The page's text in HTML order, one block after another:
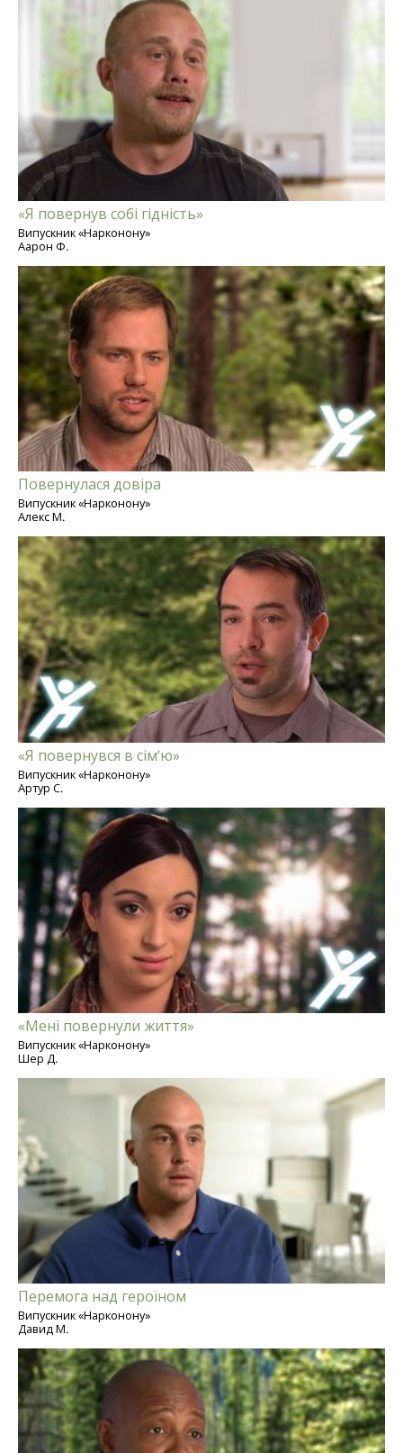
«Я повернув собі гідність»
Випускник «Нарконону»
Аарон Ф.
Повернулася довіра
Випускник «Нарконону»
Алекс М.
«Я повернувся в сім’ю»
Випускник «Нарконону»
Артур С.
«Мені повернули життя»
Випускник «Нарконону»
Шер Д.
Перемога над героїном
Випускник «Нарконону»
Давид М.